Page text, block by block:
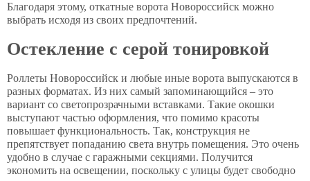
Благодаря этому, откатные ворота Новороссийск можно
выбрать исходя из своих предпочтений.
Остекление с серой тонировкой
Роллеты Новороссийск и любые иные ворота выпускаются в
разных форматах. Из них самый запоминающийся – это
вариант со светопрозрачными вставками. Такие окошки
выступают частью оформления, что помимо красоты
повышает функциональность. Так, конструкция не
препятствует попаданию света внутрь помещения. Это очень
удобно в случае с гаражными секциями. Получится
экономить на освещении, поскольку с улицы будет свободно